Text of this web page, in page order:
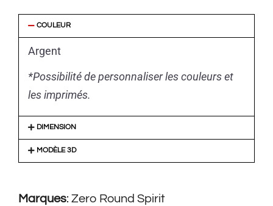
COULEUR
Argent
*Possibilité de personnaliser les couleurs et
les imprimés.
DIMENSION
MODÈLE 3D
Marques: Zero Round Spirit